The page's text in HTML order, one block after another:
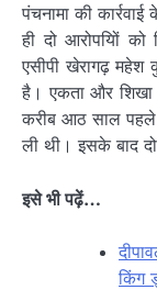
पंचनामा की
ही दो आरोपयिों
एसीपी खेरागढ़ महेश
है। एकता और शिखा
करीब आठ साल पहले
ली थी। इसके बाद
इसे भीपढ़ें…
किंग